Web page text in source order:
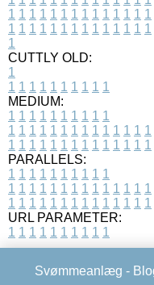
1 1 1 1 1 1 1 1 1 1 1 1 1 1
1 1 1 1 1 1 1 1 1 1 1 1 1 1
1
CUTTLY OLD:
1
1 1 1 1 1 1 1 1 1 1
MEDIUM:
1 1 1 1 1 1 1 1 1 1
1 1 1 1 1 1 1 1 1 1 1 1 1 1
1 1 1 1 1 1 1 1 1 1 1 1 1 1
PARALLELS:
1 1 1 1 1 1 1 1 1 1
1 1 1 1 1 1 1 1 1 1 1 1 1 1
1 1 1 1 1 1 1 1 1 1 1 1 1 1
URL PARAMETER:
1 1 1 1 1 1 1 1 1 1
Svømmeanlæg -